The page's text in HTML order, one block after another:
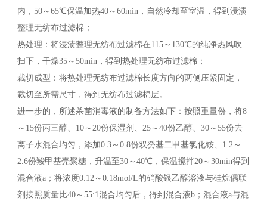
内，50～65℃保温加热40～60min，自然冷却至室温，得到浸渍
整理无纺布过滤棉；
热处理：将浸渍整理无纺布过滤棉在115～130℃的纯净热风吹
扫下，干燥35～50min，得到热处理无纺布过滤棉；
裁切成型：将热处理无纺布过滤棉长度方向的两侧压紧固定，
裁切至所需尺寸，得到无纺布过滤棉层。
进一步的，所述杀菌消毒液的制备方法如下：按照重量份，将8
～15份丙三醇、10～20份保湿剂、25～40份乙醇、30～55份去
离子水混合均匀，添加0.3～0.8份双癸基二甲基氯化铵、1.2～
2.6份羧甲基壳聚糖，升温至30～40℃，保温搅拌20～30min得到
混合液a；将浓度0.12～0.18mol/L的硝酸银乙醇溶液与硅烷偶联
剂按照质量比40～55:1混合均匀后，得到混合液b；混合液a与混